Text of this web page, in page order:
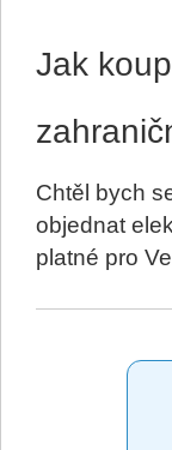
Jak
Chtěl bych
objednat
platné pro